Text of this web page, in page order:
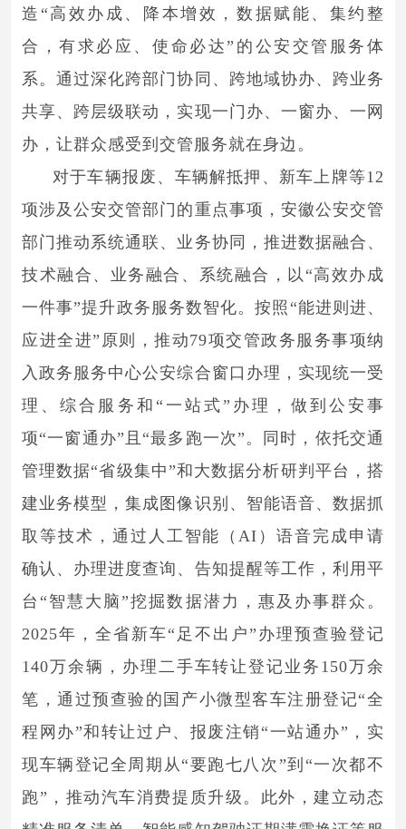
造“高效办成、降本增效，数据赋能、集约整
合，有求必应、使命必达”的公安交管服务体
系。通过深化跨部门协同、跨地域协办、跨业务
共享、跨层级联动，实现一门办、一窗办、一网
办，让群众感受到交管服务就在身边。
对于车辆报废、车辆解抵押、新车上牌等12
项涉及公安交管部门的重点事项，安徽公安交管
部门推动系统通联、业务协同，推进数据融合、
技术融合、业务融合、系统融合，以“高效办成
一件事”提升政务服务数智化。按照“能进则进、
应进全进”原则，推动79项交管政务服务事项纳
入政务服务中心公安综合窗口办理，实现统一受
理、综合服务和“一站式”办理，做到公安事
项“一窗通办”且“最多跑一次”。同时，依托交通
管理数据“省级集中”和大数据分析研判平台，搭
建业务模型，集成图像识别、智能语音、数据抓
取等技术，通过人工智能（AI）语音完成申请
确认、办理进度查询、告知提醒等工作，利用平
台“智慧大脑”挖掘数据潜力，惠及办事群众。
2025年，全省新车“足不出户”办理预查验登记
140万余辆，办理二手车转让登记业务150万余
笔，通过预查验的国产小微型客车注册登记“全
程网办”和转让过户、报废注销“一站通办”，实
现车辆登记全周期从“要跑七八次”到“一次都不
跑”，推动汽车消费提质升级。此外，建立动态